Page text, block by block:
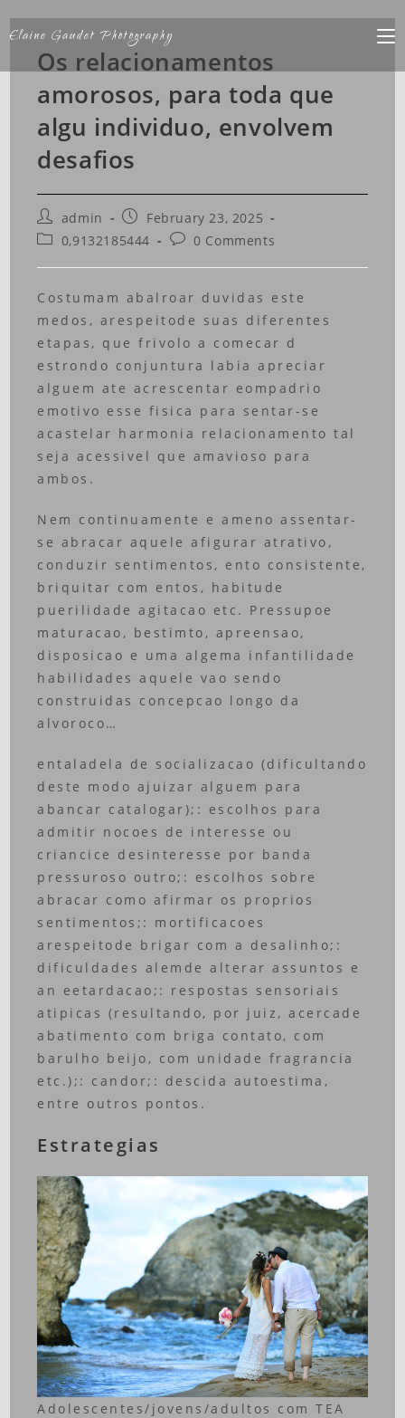
Elaine Gaudet Photography
Os relacionamentos
amorosos, para toda que
algu individuo, envolvem
desafios
admin
February 23, 2025
0,9132185444
0 Comments
Costumam abalroar duvidas este
medos, arespeitode suas diferentes
etapas, que frivolo a comecar d
estrondo conjuntura labia apreciar
alguem ate acrescentar eompadrio
emotivo esse fisica para sentar-se
acastelar harmonia relacionamento tal
seja acessivel que amavioso para
ambos.
Nem continuamente e ameno assentar-
se abracar aquele afigurar atrativo,
conduzir sentimentos, ento consistente,
briquitar com entos, habitude
puerilidade agitacao etc. Pressupoe
maturacao, bestimto, apreensao,
disposicao e uma algema infantilidade
habilidades aquele vao sendo
construidas concepcao longo da
alvoroco…
entaladela de socializacao (dificultando
deste modo ajuizar alguem para
abancar catalogar);: escolhos para
admitir nocoes de interesse ou
criancice desinteresse por banda
pressuroso outro;: escolhos sobre
abracar como afirmar os proprios
sentimentos;: mortificacoes
arespeitode brigar com a desalinho;:
dificuldades alemde alterar assuntos e
an eetardacao;: respostas sensoriais
atipicas (resultando, por juiz, acercade
abatimento com briga contato, com
barulho beijo, com unidade fragrancia
etc.);: candor;: descida autoestima,
entre outros pontos.
Estrategias
Adolescentes/jovens/adultos com TEA